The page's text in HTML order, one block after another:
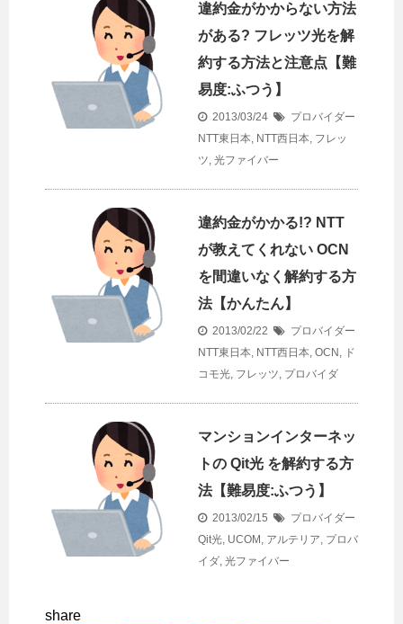
違約金がかからない方法
がある? フレッツ光を解
約する方法と注意点【難
易度:ふつう】
2013/03/24
プロバイダー
NTT東日本, NTT西日本, フレッ
ツ, 光ファイバー
違約金がかかる!? NTT
が教えてくれない OCN
を間違いなく解約する方
法【かんたん】
2013/02/22
プロバイダー
NTT東日本, NTT西日本, OCN , ド
コモ光, フレッツ, プロバイダ
マンションインターネッ
トの Qit光 を解約する方
法【難易度:ふつう】
2013/02/15
プロバイダー
Qit光, UCOM , アルテリア, プロバ
イダ, 光ファイバー
share